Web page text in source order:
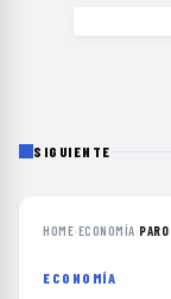
SIGUIENTE
HOME›ECONOMÍA›
ECONOMÍA